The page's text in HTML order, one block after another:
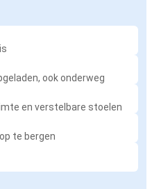
ook onderweg
en verstelbare stoelen
te bergen